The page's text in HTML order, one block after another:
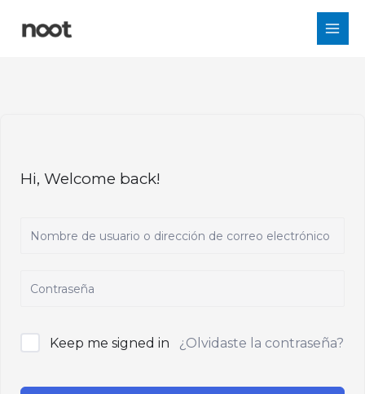
Hi, Welcome back!
Keep me signed in ¿Olvidaste la contraseña?